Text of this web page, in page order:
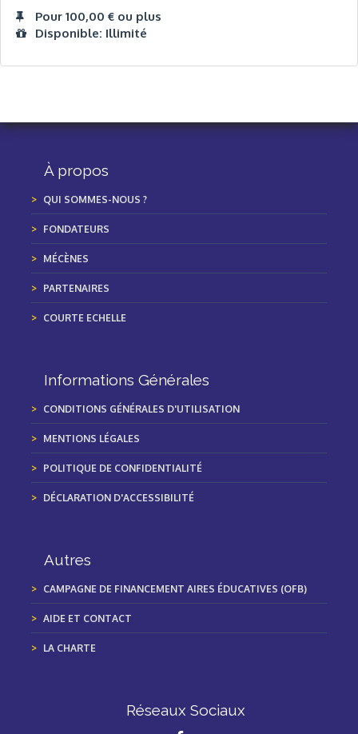
Pour 100,00 € ou plus
Disponible: Illimité
À propos
QUI SOMMES-NOUS ?
FONDATEURS
MÉCÈNES
PARTENAIRES
COURTE ECHELLE
Informations Générales
CONDITIONS GÉNÉRALES D'UTILISATION
MENTIONS LÉGALES
POLITIQUE DE CONFIDENTIALITÉ
DÉCLARATION D'ACCESSIBILITÉ
Autres
CAMPAGNE DE FINANCEMENT AIRES ÉDUCATIVES (OFB)
AIDE ET CONTACT
LA CHARTE
Réseaux Sociaux